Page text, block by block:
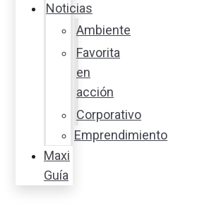
Noticias
Ambiente
Favorita
en
acción
Corporativo
Emprendimiento
Maxi
Guía